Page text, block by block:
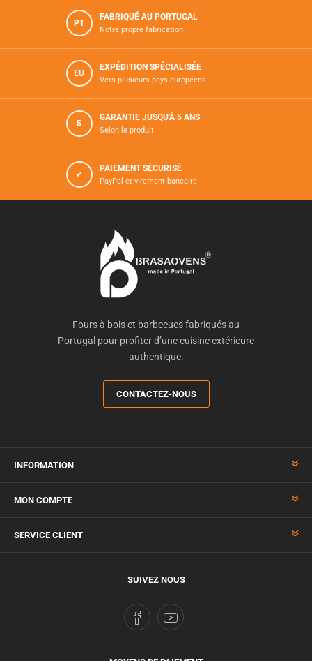
PT
FABRIQUÉ AU PORTUGAL
Notre propre fabrication
EU
EXPÉDITION SPÉCIALISÉE
Vers plusieurs pays européens
5
GARANTIE JUSQU'À 5 ANS
Selon le produit
✓
PAIEMENT SÉCURISÉ
PayPal et virement bancaire
Fours à bois et barbecues fabriqués au
Portugal pour profiter d’une cuisine extérieure
authentique.
CONTACTEZ-NOUS
INFORMATION
MON COMPTE
SERVICE CLIENT
SUIVEZ NOUS